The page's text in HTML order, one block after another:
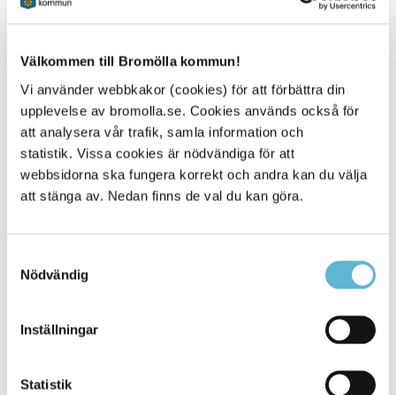
Välkommen till Bromölla kommun!
Vi använder webbkakor (cookies) för att förbättra din
upplevelse av bromolla.se. Cookies används också för
att analysera vår trafik, samla information och
statistik. Vissa cookies är nödvändiga för att
webbsidorna ska fungera korrekt och andra kan du välja
att stänga av. Nedan finns de val du kan göra.
Nödvändig
Inställningar
Statistik
Ridsport
Casting
Fäkting
Tennis
Boule
Judo
Golf
Kommentera
Skriv ut